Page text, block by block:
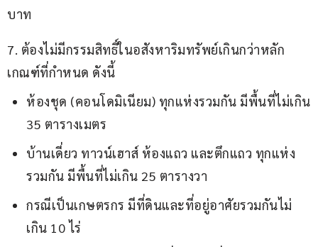
บาท
7. ต้องไม่มีกรรมสิทธิ์ในอสังหาริมทรัพย์เกินกว่าหลัก
เกณฑ์ที่กำหนด ดังนี้
ห้องชุด (คอนโดมิเนียม) ทุกแห่งรวมกัน มีพื้นที่ไม่เกิน
35 ตารางเมตร
บ้านเดี่ยว ทาวน์เฮาส์ ห้องแถว และตึกแถว ทุกแห่ง
รวมกัน มีพื้นที่ไม่เกิน 25 ตารางวา
กรณีเป็นเกษตรกร มีที่ดินและที่อยู่อาศัยรวมกันไม่
เกิน 10 ไร่